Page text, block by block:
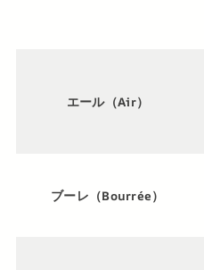
エール（Air）
ブーレ（Bourrée）